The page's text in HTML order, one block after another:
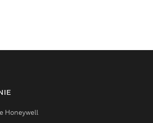
Honeywell